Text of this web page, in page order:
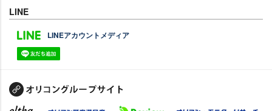
LINE
LINEアカウントメディア